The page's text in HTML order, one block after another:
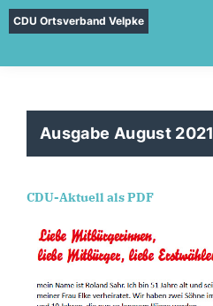
CDU Ortsverband Velpke
Ausgabe August 2021
CDU-Aktuell als PDF